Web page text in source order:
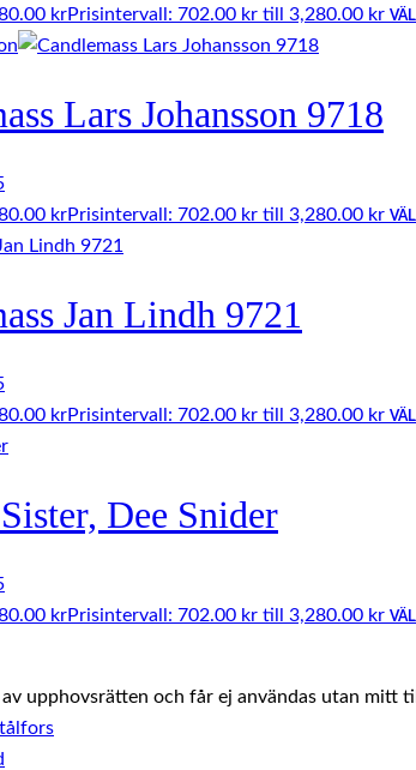
krPrisintervall: 702.00 kr till 3,280.00 kr
Lars Johansson 9718
krPrisintervall: 702.00 kr till 3,280.00 kr
Jan Lindh 9721
krPrisintervall: 702.00 kr till 3,280.00 kr
Dee Snider
krPrisintervall: 702.00 kr till 3,280.00 kr
av upphovsrätten och får ej användas utan mitt